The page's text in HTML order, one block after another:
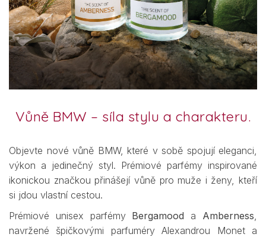
Vůně BMW – síla stylu a charakteru.
Objevte nové vůně BMW, které v sobě spojují eleganci,
výkon a jedinečný styl. Prémiové parfémy inspirované
ikonickou značkou přinášejí vůně pro muže i ženy, kteří
si jdou vlastní cestou.
Prémiové unisex parfémy Bergamood a Amberness
navržené špičkovými parfuméry Alexandrou Monet a